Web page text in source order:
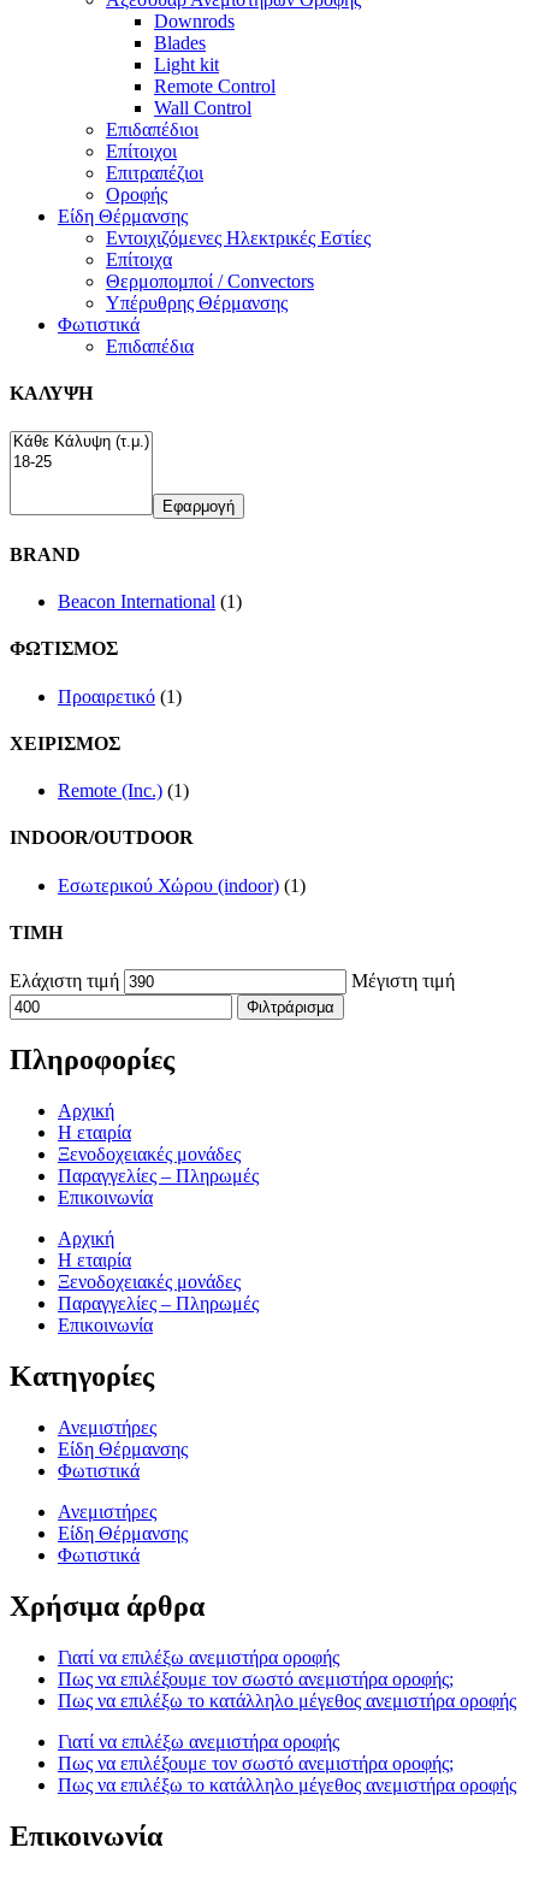
Downrods
Blades
Light kit
Remote Control
Wall Control
Επιδαπέδιοι
Επίτοιχοι
Επιτραπέζιοι
Οροφής
Είδη Θέρμανσης
Εντοιχιζόμενες Ηλεκτρικές Εστίες
Επίτοιχα
Θερμοπομποί / Convectors
Υπέρυθρης Θέρμανσης
Φωτιστικά
Επιδαπέδια
ΚΑΛΥΨΗ
Εφαρμογή
BRAND
Beacon International (1)
ΦΩΤΙΣΜΟΣ
Προαιρετικό (1)
ΧΕΙΡΙΣΜΟΣ
Remote (Inc.) (1)
INDOOR/OUTDOOR
Εσωτερικού Χώρου (indoor) (1)
TIMH
Ελάχιστη τιμή Μέγιστη τιμή
Φιλτράρισμα
Πληροφορίες
Αρχική
Η εταιρία
Ξενοδοχειακές μονάδες
Παραγγελίες – Πληρωμές
Επικοινωνία
Αρχική
Η εταιρία
Ξενοδοχειακές μονάδες
Παραγγελίες – Πληρωμές
Επικοινωνία
Κατηγορίες
Ανεμιστήρες
Είδη Θέρμανσης
Φωτιστικά
Ανεμιστήρες
Είδη Θέρμανσης
Φωτιστικά
Χρήσιμα άρθρα
Γιατί να επιλέξω ανεμιστήρα οροφής
Πως να επιλέξουμε τον σωστό ανεμιστήρα οροφής;
Πως να επιλέξω το κατάλληλο μέγεθος ανεμιστήρα οροφής
Γιατί να επιλέξω ανεμιστήρα οροφής
Πως να επιλέξουμε τον σωστό ανεμιστήρα οροφής;
Πως να επιλέξω το κατάλληλο μέγεθος ανεμιστήρα οροφής
Επικοινωνία